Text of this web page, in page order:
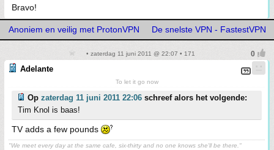
Bravo!
Anoniem en veilig met ProtonVPN De snelste VPN - FastestVPN
• zaterdag 11 juni 2011 @ 22:07 • 171
Adelante
To let it go now
Op zaterdag 11 juni 2011 22:06 schreef alors het volgende:
Tim Knol is baas!
TV adds a few pounds
"We meet every day at the same cafe, six-thirty and no one knows she'll be there."